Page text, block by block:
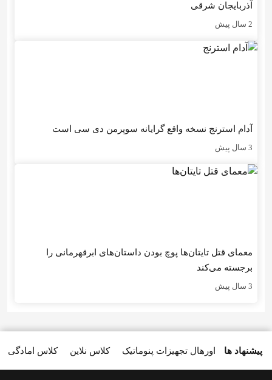
آذربایجان شرقی
2 سال پیش
آدام استرنج نسخه واقع گرایانه سوپرمن دی سی است
3 سال پیش
معمای قتل تایتان‌ها پوچ بودن داستان‌های ابرقهرمانی را
برجسته می‌کند
3 سال پیش
پیشنهاد ها کلاس امادگی کلاس نلاین اورهال تجهیزات پنوماتیک